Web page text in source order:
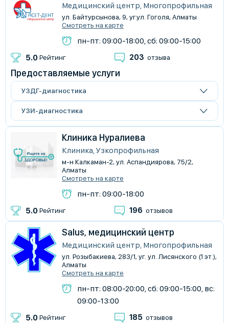
Медицинский центр, Многопрофильная
ул. Байтурсынова, 9, уг.ул. Гоголя, Алматы
Смотреть на карте
пн-пт: 09:00-18:00, сб: 09:00-15:00
5.0 Рейтинг 203 отзыва
Предоставляемые услуги
УЗДГ-диагностика
УЗИ-диагностика
Клиника Нуралиева
Клиника, Узкопрофильная
м-н Калкаман-2, ул. Аспандиярова, 75/2,
Алматы
Смотреть на карте
пн-пт: 09:00-18:00
5.0 Рейтинг 196 отзывов
Salus, медицинский центр
Медицинский центр, Многопрофильная
ул. Розыбакиева, 283/1, уг. ул. Лисянского (1 эт.),
Алматы
Смотреть на карте
пн-пт: 08:00-20:00, сб: 09:00-15:00, вс:
09:00-13:00
5.0 Рейтинг 185 отзывов